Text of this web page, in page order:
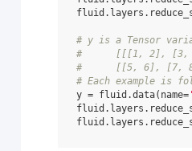
fluid . layers .
# y is a Tensor
#      [[[1, 2], [3,
#      [[5, 6], [7,
# Each example is
y = fluid .data( name=
fluid . layers .
fluid . layers .